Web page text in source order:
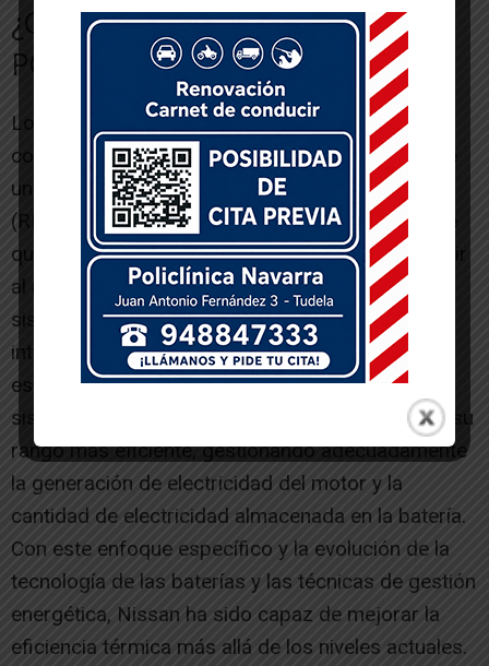
¿Cómo de eficiente es el motor e-
POWER?
Los vehículos con motor de combustión interna
convencionales exigen potencia y rendimiento de
un motor en una amplia gama de velocidades
(RPM) y cargas. Este requisito fundamental hace
que los motores convencionales no puedan rendir
al máximo en todo momento. Sin embargo, el
sistema e-POWER de Nissan utiliza un motor
integrado como generador de electricidad
específico para la motorización eléctrica del
sistema. El funcionamiento del motor se limita a su
rango más eficiente, gestionando adecuadamente
la generación de electricidad del motor y la
cantidad de electricidad almacenada en la batería.
Con este enfoque específico y la evolución de la
tecnología de las baterías y las técnicas de gestión
energética, Nissan ha sido capaz de mejorar la
eficiencia térmica más allá de los niveles actuales.